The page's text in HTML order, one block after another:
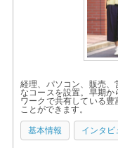
経理、パソコン、販売
なコースを設置。早期か
ワークで共有している
ことができます。
基本情報 インタビ